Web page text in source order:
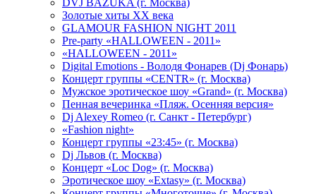
DVJ BAZUKA (г. Москва)
Золотые хиты XX века
GLAMOUR FASHION NIGHT 2011
Pre-party «HALLOWEEN - 2011»
«HALLOWEEN - 2011»
Digital Emotions - Володя Фонарев (Dj Фонарь)
Концерт группы «CENTR» (г. Москва)
Мужское эротическое шоу «Grand» (г. Москва)
Пенная вечеринка «Пляж. Осенняя версия»
Dj Alexey Romeo (г. Санкт - Петербург)
«Fashion night»
Концерт группы «23:45» (г. Москва)
Dj Львов (г. Москва)
Концерт «Loc Dog» (г. Москва)
Эротическое шоу «Extasy» (г. Москва)